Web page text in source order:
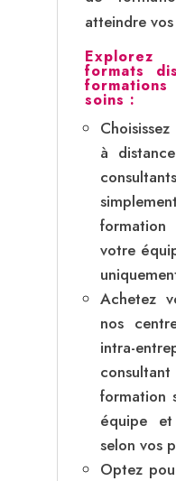
atteindre
formats
soins :
à
votre
Achetez
nos
intra-
formation
équipe
selon vos
Optez